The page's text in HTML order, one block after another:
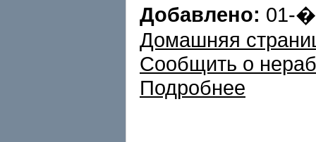
Добавлено: 01-
Домашняя
Сообщить о
Подробнее